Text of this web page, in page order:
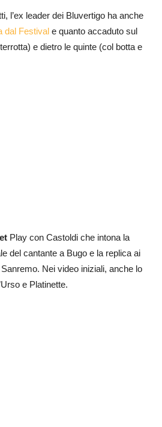
l’ex leader dei Bluvertigo ha anche
dal Festival e quanto accaduto sul
e dietro le quinte (col botta e
Play con Castoldi che intona la
del cantante a Bugo e la replica ai
Nei video iniziali, anche lo
e Platinette.